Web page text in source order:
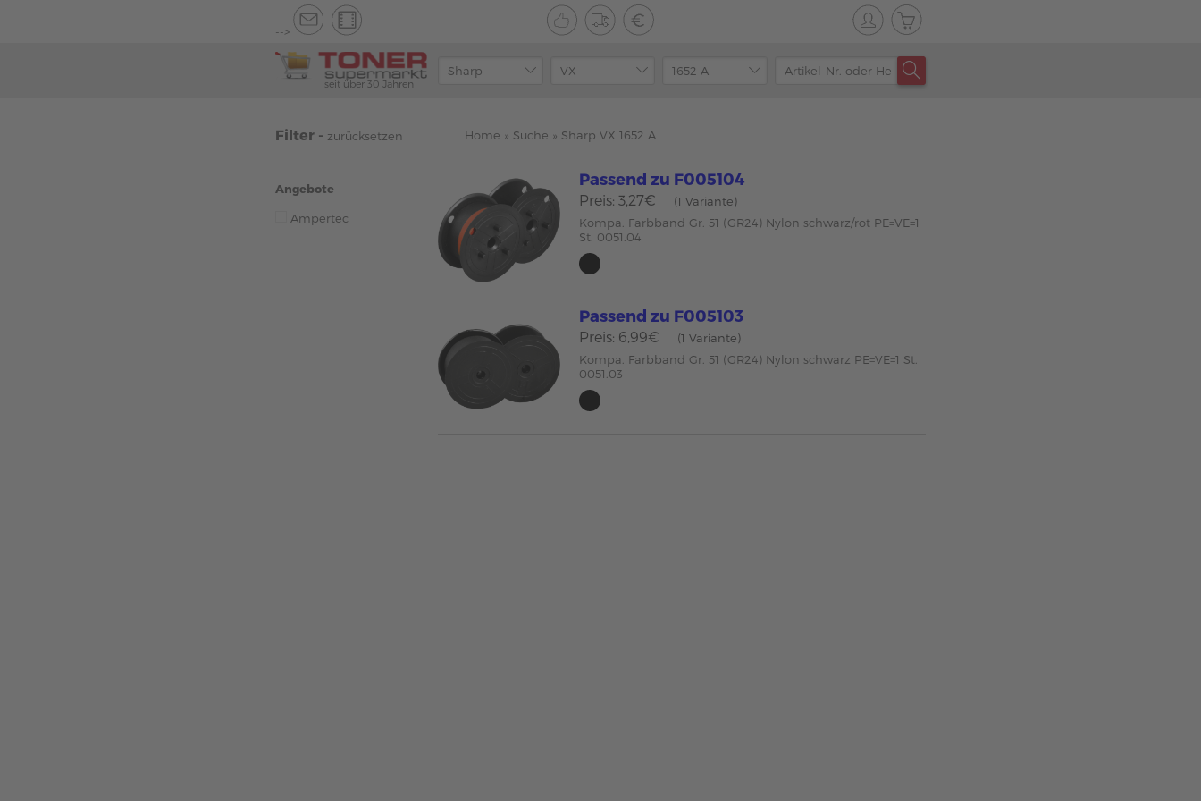
-->
seit über 30 Jahren
Filter - zurücksetzen
Angebote
Ampertec
Home » Suche » Sharp VX 1652 A
Passend zu F005104
Preis: 3,27€
(1 Variante)
Kompa. Farbband Gr. 51 (GR24) Nylon schwarz/rot PE=VE=1
St. 0051.04
Passend zu F005103
Preis: 6,99€
(1 Variante)
Kompa. Farbband Gr. 51 (GR24) Nylon schwarz PE=VE=1 St.
0051.03